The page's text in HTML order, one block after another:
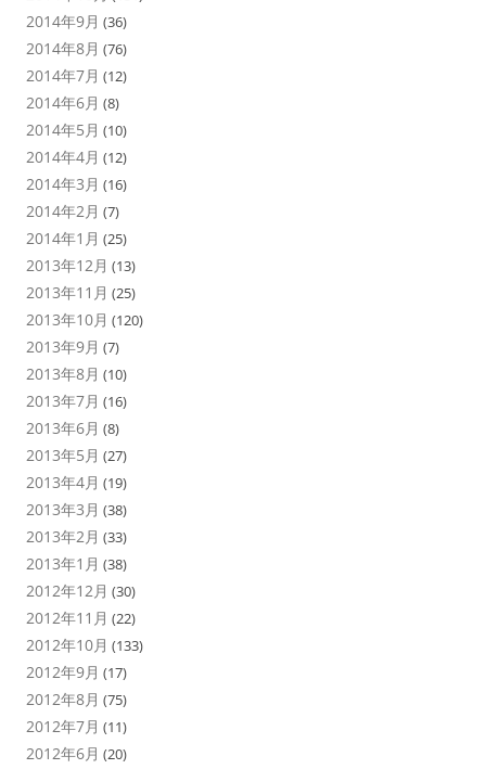
2014年9月 (36)
2014年8月 (76)
2014年7月 (12)
2014年6月 (8)
2014年5月 (10)
2014年4月 (12)
2014年3月 (16)
2014年2月 (7)
2014年1月 (25)
2013年12月 (13)
2013年11月 (25)
2013年10月 (120)
2013年9月 (7)
2013年8月 (10)
2013年7月 (16)
2013年6月 (8)
2013年5月 (27)
2013年4月 (19)
2013年3月 (38)
2013年2月 (33)
2013年1月 (38)
2012年12月 (30)
2012年11月 (22)
2012年10月 (133)
2012年9月 (17)
2012年8月 (75)
2012年7月 (11)
2012年6月 (20)